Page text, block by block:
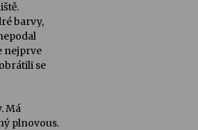
barvy,
nejprve
se
Má
plnovous.